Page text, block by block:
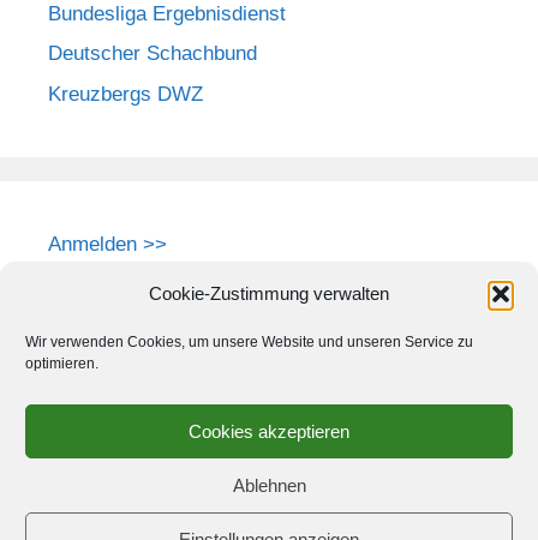
Cookie-Zustimmung verwalten
Wir verwenden Cookies, um unsere Website und unseren Service zu
optimieren.
Cookies akzeptieren
Ablehnen
Bundesliga Ergebnisdienst
Deutscher Schachbund
Kreuzbergs DWZ
Anmelden >>